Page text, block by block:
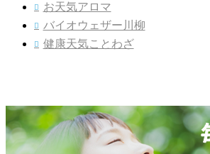
 お天気アロマ
 バイオウェザー川柳
 健康天気ことわざ